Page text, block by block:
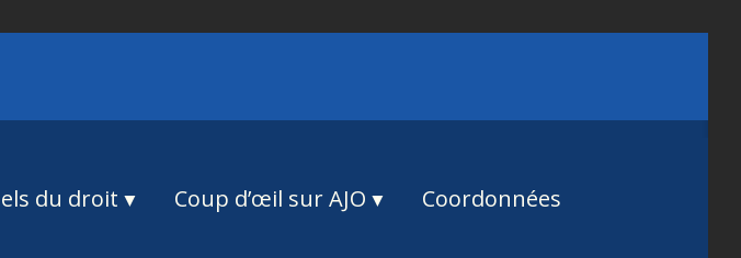
du droit Coup d’œil sur AJO Coordonnées